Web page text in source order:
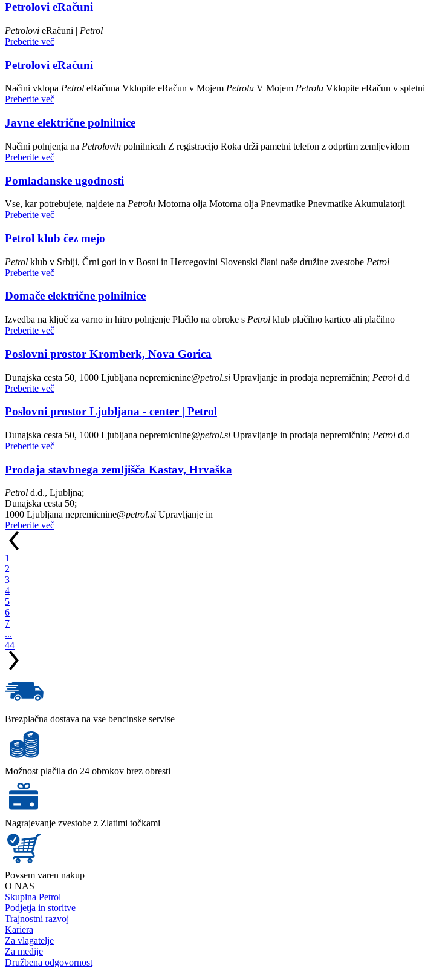
Petrolovi eRačuni
Petrolovi eRačuni | Petrol
Preberite več
Petrolovi eRačuni
Načini vklopa Petrol eRačuna Vklopite eRačun v Mojem Petrolu V Mojem Petrolu Vklopite eRačun v spletni
Preberite več
Javne električne polnilnice
Načini polnjenja na Petrolovih polnilnicah Z registracijo Roka drži pametni telefon z odprtim zemljevidom
Preberite več
Pomladanske ugodnosti
Vse, kar potrebujete, najdete na Petrolu Motorna olja Motorna olja Pnevmatike Pnevmatike Akumulatorji
Preberite več
Petrol klub čez mejo
Petrol klub v Srbiji, Črni gori in v Bosni in Hercegovini Slovenski člani naše družine zvestobe Petrol
Preberite več
Domače električne polnilnice
Izvedba na ključ za varno in hitro polnjenje Plačilo na obroke s Petrol klub plačilno kartico ali plačilno
Preberite več
Poslovni prostor Kromberk, Nova Gorica
Dunajska cesta 50, 1000 Ljubljana nepremicnine@petrol.si Upravljanje in prodaja nepremičnin; Petrol d.d
Preberite več
Poslovni prostor Ljubljana - center | Petrol
Dunajska cesta 50, 1000 Ljubljana nepremicnine@petrol.si Upravljanje in prodaja nepremičnin; Petrol d.d
Preberite več
Prodaja stavbnega zemljišča Kastav, Hrvaška
Petrol d.d., Ljubljna;
Dunajska cesta 50;
1000 Ljubljana nepremicnine@petrol.si Upravljanje in
Preberite več
1
2
3
4
5
6
7
...
44
Brezplačna dostava na vse bencinske servise
Možnost plačila do 24 obrokov brez obresti
Nagrajevanje zvestobe z Zlatimi točkami
Povsem varen nakup
O NAS
Skupina Petrol
Podjetja in storitve
Trajnostni razvoj
Kariera
Za vlagatelje
Za medije
Družbena odgovornost